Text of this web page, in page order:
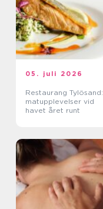
05. juli 2026
Restaurang Tylösand:
matupplevelser vid
havet året runt